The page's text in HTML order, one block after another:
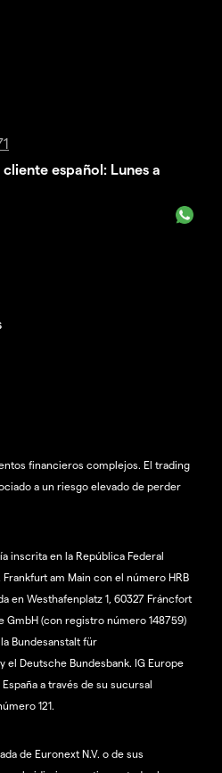
español: Lunes a
financieros complejos. El trading
a un riesgo elevado de perder
inscrita en la República Federal
am Main con el número HRB
en Westhafenplatz 1, 60327 Fráncfort
GmbH (con registro número 148759)
Bundesanstalt für
el Deutsche Bundesbank. IG Europe
a través de su sucursal
121.
de Euronext N.V. o de sus